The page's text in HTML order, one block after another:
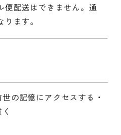
配送はできません。通
ます。
の記憶にアクセスする・